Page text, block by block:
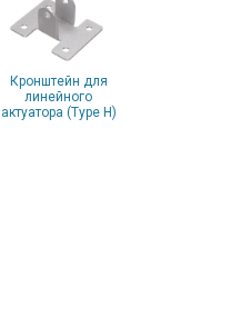
Кронштейн для
линейного
актуатора (Type H)